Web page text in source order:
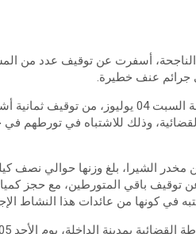
الناجحة، أسفرت عن توقيف عدد من
جرائم عنف خطيرة.
ففي مدينة السمارة، تمكنت الدائرة الأولى للشرطة بالمنطقة الإقليمية للأمن، ليلة السبت 04
أحدهم من ذوي السوابق القضائية، وذلك للاشتباه في تورطهم
الشيرا، بلغ وزنها حوالي نصف
توقيف باقي المتورطين، مع حجز
في كونها من عائدات هذا النشاط